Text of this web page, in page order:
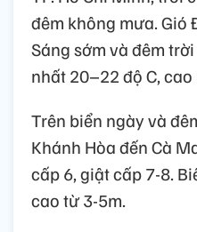
đêm không mưa. Gió
Sáng sớm và đêm
nhất 20–22 độ C,
Trên biển ngày và
Khánh Hòa đến Cà
cấp 6, giật cấp 7-8.
cao từ 3-5m.